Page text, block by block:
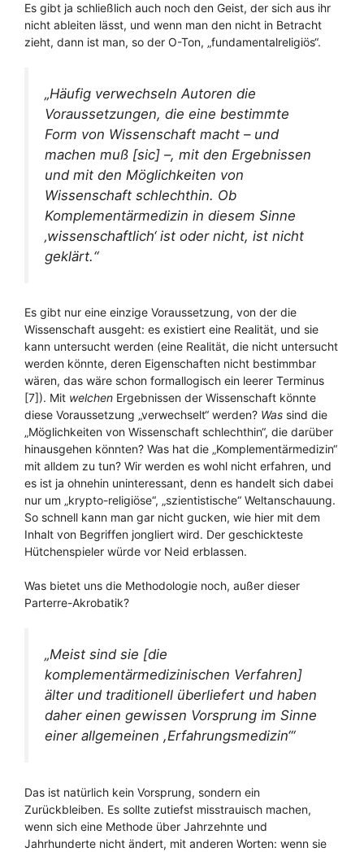
Es gibt ja schließlich auch noch den Geist, der sich aus ihr
nicht ableiten lässt, und wenn man den nicht in Betracht
zieht, dann ist man, so der O-Ton, „fundamentalreligiös“.
„Häufig verwechseln Autoren die
Voraussetzungen, die eine bestimmte
Form von Wissenschaft macht – und
machen muß [sic] –, mit den Ergebnissen
und mit den Möglichkeiten von
Wissenschaft schlechthin. Ob
Komplementärmedizin in diesem Sinne
‚wissenschaftlich‘ ist oder nicht, ist nicht
geklärt.“
Es gibt nur eine einzige Voraussetzung, von der die
Wissenschaft ausgeht: es existiert eine Realität, und sie
kann untersucht werden (eine Realität, die nicht untersucht
werden könnte, deren Eigenschaften nicht bestimmbar
wären, das wäre schon formallogisch ein leerer Terminus
[7]). Mit welchen Ergebnissen der Wissenschaft könnte
diese Voraussetzung „verwechselt“ werden? Was sind die
„Möglichkeiten von Wissenschaft schlechthin“, die darüber
hinausgehen könnten? Was hat die „Komplementärmedizin“
mit alldem zu tun? Wir werden es wohl nicht erfahren, und
es ist ja ohnehin uninteressant, denn es handelt sich dabei
nur um „krypto-religiöse“, „szientistische“ Weltanschauung.
So schnell kann man gar nicht gucken, wie hier mit dem
Inhalt von Begriffen jongliert wird. Der geschickteste
Hütchenspieler würde vor Neid erblassen.
Was bietet uns die Methodologie noch, außer dieser
Parterre-Akrobatik?
„Meist sind sie [die
komplementärmedizinischen Verfahren]
älter und traditionell überliefert und haben
daher einen gewissen Vorsprung im Sinne
einer allgemeinen ,Erfahrungsmedizin‘“
Das ist natürlich kein Vorsprung, sondern ein
Zurückbleiben. Es sollte zutiefst misstrauisch machen,
wenn sich eine Methode über Jahrzehnte und
Jahrhunderte nicht ändert, mit anderen Worten: wenn sie